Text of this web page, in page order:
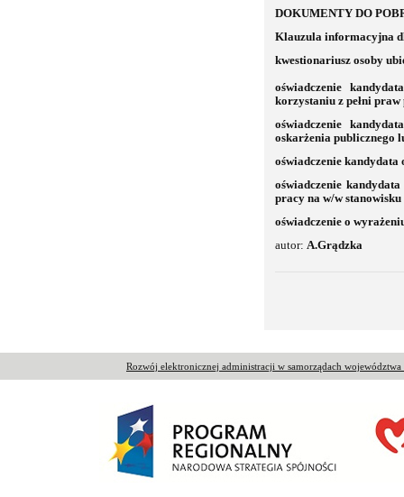
DOKUMENTY DO
Klauzula informacyjna
kwestionariusz osoby
oświadczenie
korzystaniu z pełni
oświadczenie
oskarżenia publicznego
oświadczenie kandydata
oświadczenie
pracy na w/w stanowisku
oświadczenie o
autor: A.Grądzka
Rozwój elektronicznej administracji w samorządach